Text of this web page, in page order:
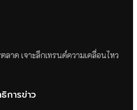
ลาด เจาะลึกเทรนด์ความเคลื่อนไหว
การข่าว